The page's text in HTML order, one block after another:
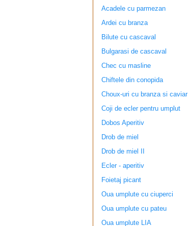
Acadele cu parmezan
Ardei cu branza
Bilute cu cascaval
Bulgarasi de cascaval
Chec cu masline
Chiftele din conopida
Choux-uri cu branza si caviar
Coji de ecler pentru umplut
Dobos Aperitiv
Drob de miel
Drob de miel II
Ecler - aperitiv
Foietaj picant
Oua umplute cu ciuperci
Oua umplute cu pateu
Oua umplute LIA